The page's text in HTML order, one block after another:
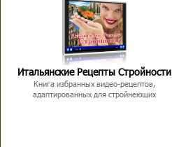
Итальянские Рецепты Стройности
Книга избранных видео-рецептов,
адаптированных для стройнеющих